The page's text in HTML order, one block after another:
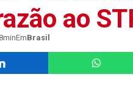
ao
EmBrasil